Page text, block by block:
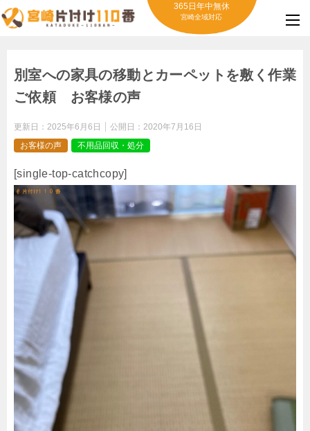
365日年中無休
宮崎全域対応
別室への家具の移動とカーペットを敷く作業
ご依頼 お客様の声
更新日： 2025年6月6日 公開日： 2020年7月16日
お客様の声
不用品回収・処分
[single-top-catchcopy]